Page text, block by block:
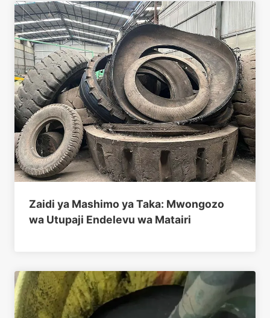
Zaidi ya Mashimo ya Taka: Mwongozo
wa Utupaji Endelevu wa Matairi